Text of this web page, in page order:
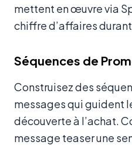
mettent en œuvre via
chiffre d’affaires
Séquences de
Construisez des
messages qui guident
découverte à l’achat.
message teaser une